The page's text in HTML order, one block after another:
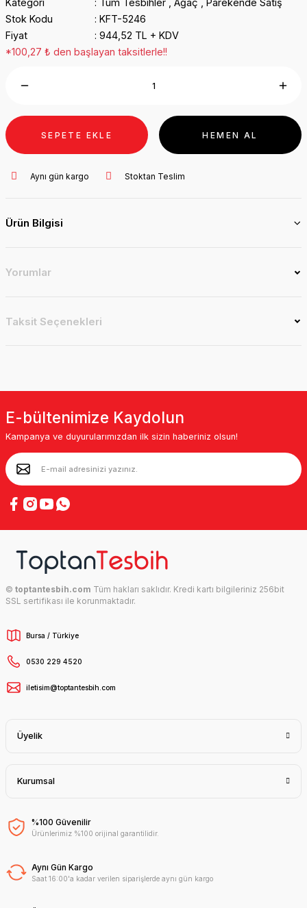
Kategori Tüm Tesbihler Ağaç
Parekende Satış
Stok Kodu
KFT-5246
Fiyat
944,52 TL + KDV
*100,27 ₺ den başlayan taksitlerle!!
SEPETE EKLE HEMEN AL
Aynı gün kargo Stoktan Teslim
Ürün Bilgisi
Yorumlar
Taksit Seçenekleri
E-bültenimize Kaydolun
Kampanya ve duyurularımızdan ilk sizin haberiniz olsun!
© toptantesbih.com Tüm hakları saklıdır. Kredi kartı bilgileriniz 256bit
SSL sertifikası ile korunmaktadır.
Bursa / Türkiye
0530 229 4520
iletisim@toptantesbih.com
Üyelik
Kurumsal
%100 Güvenilir
Ürünlerimiz %100 orijinal garantilidir.
Aynı Gün Kargo
Saat 16:00'a kadar verilen siparişlerde aynı gün kargo